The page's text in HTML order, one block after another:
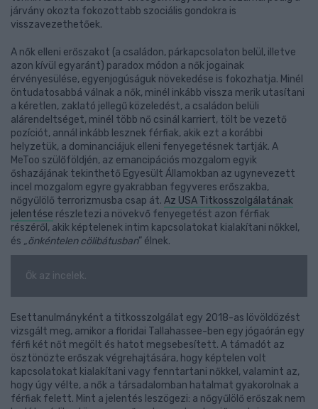
járvány okozta fokozottabb szociális gondokra is
visszavezethetőek.
A nők elleni erőszakot (a családon, párkapcsolaton belül, illetve
azon kívül egyaránt) paradox módon a nők jogainak
érvényesülése, egyenjogúságuk növekedése is fokozhatja. Minél
öntudatosabbá válnak a nők, minél inkább vissza merik utasítani
a kéretlen, zaklató jellegű közeledést, a családon belüli
alárendeltséget, minél több nő csinál karriert, tölt be vezető
pozíciót, annál inkább lesznek férfiak, akik ezt a korábbi
helyzetük, a dominanciájuk elleni fenyegetésnek tartják. A
MeToo szülőföldjén, az emancipációs mozgalom egyik
őshazájának tekinthető Egyesült Államokban az ugynevezett
incel mozgalom egyre gyakrabban fegyveres erőszakba,
nőgyűlölő terrorizmusba csap át. Az USA Titkosszolgálatának
jelentése részletezi a növekvő fenyegetést azon férfiak
részéről, akik képtelenek intim kapcsolatokat kialakítani nőkkel,
és „önkéntelen cölibátusban” élnek.
Ők az incelek.
Esettanulmányként a titkosszolgálat egy 2018-as lövöldözést
vizsgált meg, amikor a floridai Tallahassee-ben egy jógaórán egy
férfi két nőt megölt és hatot megsebesített. A támadót az
ösztönözte erőszak végrehajtására, hogy képtelen volt
kapcsolatokat kialakítani vagy fenntartani nőkkel, valamint az,
hogy úgy vélte, a nők a társadalomban hatalmat gyakorolnak a
férfiak felett. Mint a jelentés leszögezi: a nőgyűlölő erőszak nem